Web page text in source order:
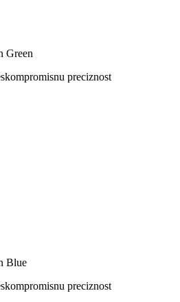
Green
preciznost
Blue
preciznost